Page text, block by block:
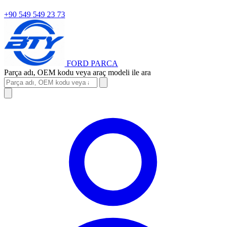
+90 549 549 23 73
FORD PARCA
Parça adı, OEM kodu veya araç modeli ile ara